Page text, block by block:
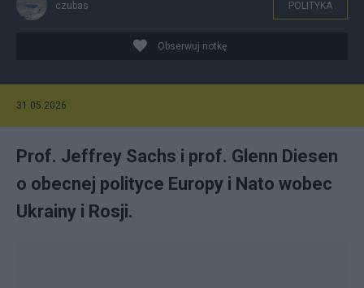
czubas POLITYKA
Obserwuj notkę
31.05.2026
Prof. Jeffrey Sachs i prof. Glenn Diesen
o obecnej polityce Europy i Nato wobec
Ukrainy i Rosji.